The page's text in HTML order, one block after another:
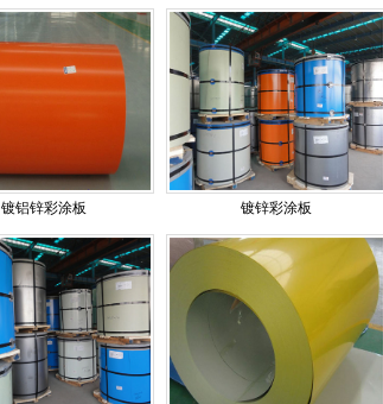
镀铝锌彩涂板 镀锌彩涂板